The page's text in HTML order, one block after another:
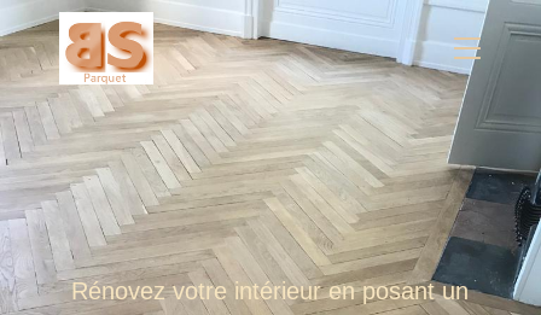
Rénovez votre intérieur en posant un
Panneau de gestion des cookies